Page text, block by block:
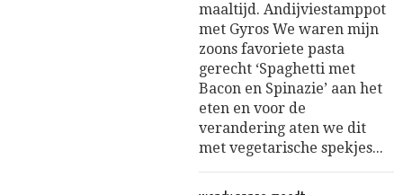
maaltijd. Andijviestamppot
met Gyros We waren mijn
zoons favoriete pasta
gerecht ‘Spaghetti met
Bacon en Spinazie’ aan het
eten en voor de
verandering aten we dit
met vegetarische spekjes...